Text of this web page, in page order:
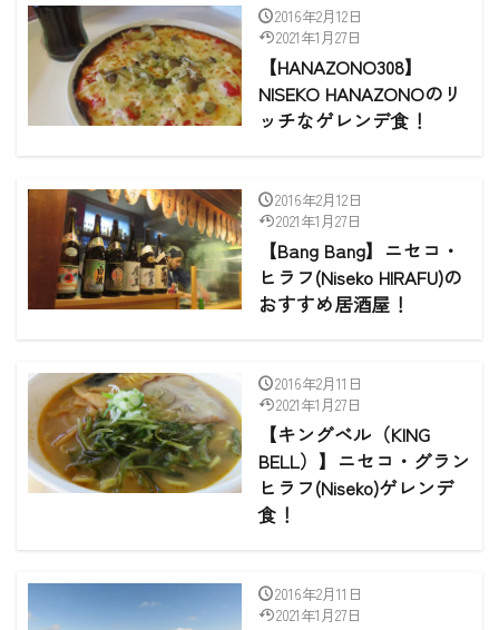
2016年2月12日
2021年1月27日
【HANAZONO308】
NISEKO HANAZONOのリ
ッチなゲレンデ食！
2016年2月12日
2021年1月27日
【Bang Bang】ニセコ・
ヒラフ(Niseko HIRAFU)の
おすすめ居酒屋！
2016年2月11日
2021年1月27日
【キングベル（KING
BELL）】ニセコ・グラン
ヒラフ(Niseko)ゲレンデ
食！
2016年2月11日
2021年1月27日